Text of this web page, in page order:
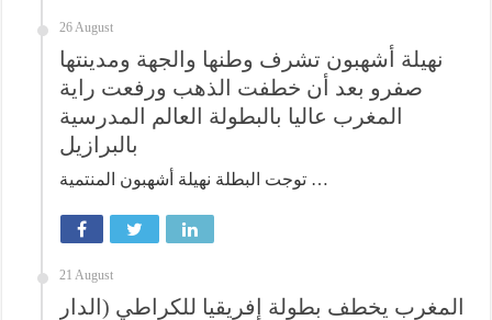
26 August
نهيلة أشهبون تشرف وطنها والجهة ومدينتها
صفرو بعد أن خطفت الذهب ورفعت راية
المغرب عاليا بالبطولة العالم المدرسية
بالبرازيل
توجت البطلة نهيلة أشهبون المنتمية …
21 August
المغرب يخطف بطولة إفريقيا للكراطي (الدار